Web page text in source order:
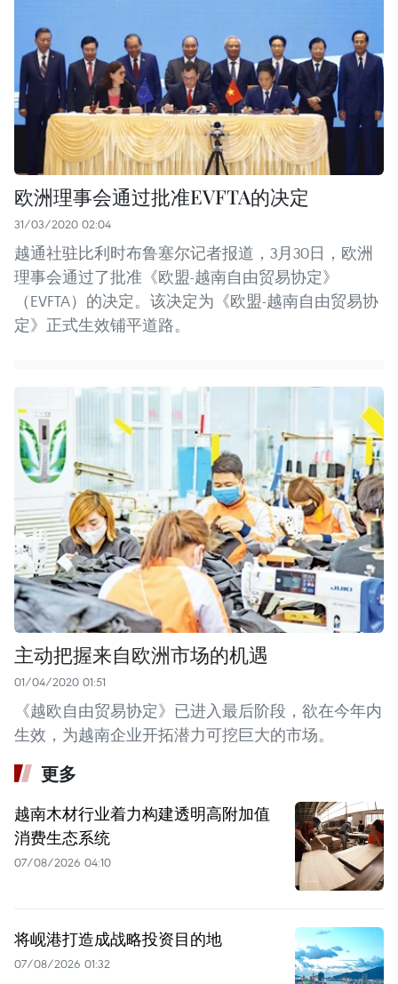
欧洲理事会通过批准EVFTA的决定
31/03/2020 02:04
越通社驻比利时布鲁塞尔记者报道，3月30日，欧洲
理事会通过了批准《欧盟-越南自由贸易协定》
（EVFTA）的决定。该决定为《欧盟-越南自由贸易协
定》正式生效铺平道路。
主动把握来自欧洲市场的机遇
01/04/2020 01:51
《越欧自由贸易协定》已进入最后阶段，欲在今年内
生效，为越南企业开拓潜力可挖巨大的市场。
更多
越南木材行业着力构建透明高附加值
消费生态系统
07/08/2026 04:10
将岘港打造成战略投资目的地
07/08/2026 01:32